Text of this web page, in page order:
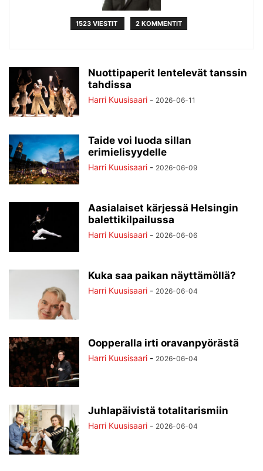
1523 VIESTIT 2 KOMMENTIT
Nuottipaperit lentelevät tanssin
tahdissa
Harri Kuusisaari - 2026-06-11
Taide voi luoda sillan
erimielisyydelle
Harri Kuusisaari - 2026-06-09
Aasialaiset kärjessä Helsingin
balettikilpailussa
Harri Kuusisaari - 2026-06-06
Kuka saa paikan näyttämöllä?
Harri Kuusisaari - 2026-06-04
Oopperalla irti oravanpyörästä
Harri Kuusisaari - 2026-06-04
Juhlapäivistä totalitarismiin
Harri Kuusisaari - 2026-06-04